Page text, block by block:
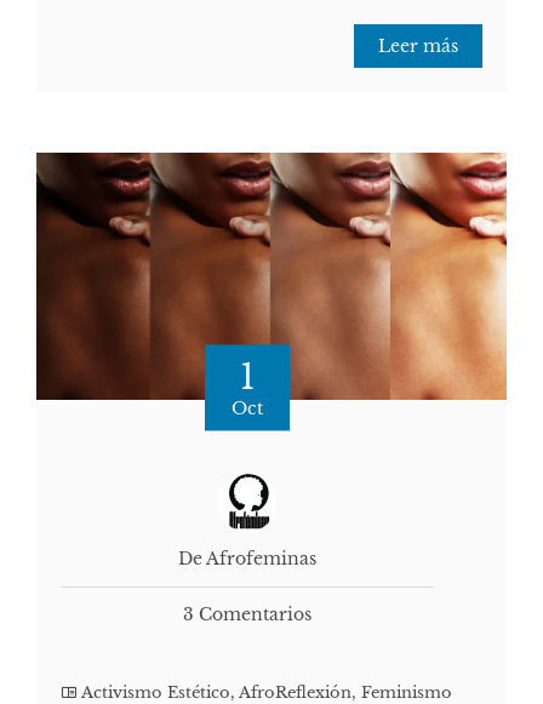
Leer más
1
Oct
De Afrofeminas
3 Comentarios
Activismo Estético, AfroReflexión, Feminismo